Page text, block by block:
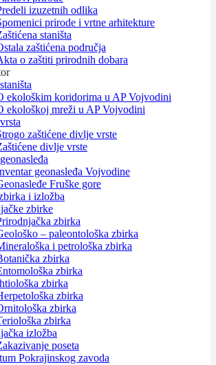
izuzetnih odlika
prirode i vrtne arhitekture
staništa
zaštićena područja
o zaštiti prirodnih dobara
ekološkim koridorima u AP Vojvodini
ekološkoj mreži u AP Vojvodini
zaštićene divlje vrste
divlje vrste
geonasleđa Vojvodine
Fruške gore
i izložba
zbirke
zbirka
– paleontološka zbirka
i petrološka zbirka
zbirka
zbirka
zbirka
zbirka
zbirka
zbirka
izložba
poseta
Pokrajinskog zavoda